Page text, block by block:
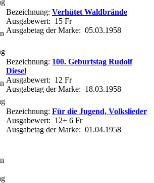
Bezeichnung: Verhütet Waldbrände
Ausgabewert: 15 Fr
Ausgabetag der Marke: 05.03.1958
Bezeichnung: 100. Geburtstag Rudolf
Diesel
Ausgabewert: 12 Fr
Ausgabetag der Marke: 18.03.1958
Bezeichnung: Für die Jugend, Volkslieder
Ausgabewert: 12+ 6 Fr
Ausgabetag der Marke: 01.04.1958